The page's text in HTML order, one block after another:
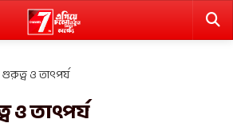
ও তাৎপর্য
ও তাৎপর্য